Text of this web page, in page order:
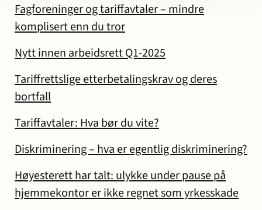
Fagforeninger og tariffavtaler – mindre
komplisert enn du tror
Nytt innen arbeidsrett Q1-2025
Tariffrettslige etterbetalingskrav og deres
bortfall
Tariffavtaler: Hva bør du vite?
Diskriminering – hva er egentlig diskriminering?
Høyesterett har talt: ulykke under pause på
hjemmekontor er ikke regnet som yrkesskade